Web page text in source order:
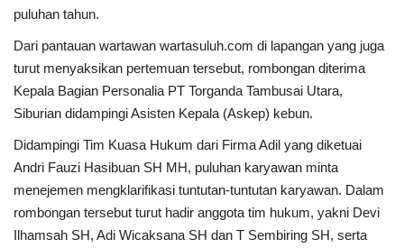
puluhan tahun.
Dari pantauan wartawan wartasuluh.com di lapangan yang juga
turut menyaksikan pertemuan tersebut, rombongan diterima
Kepala Bagian Personalia PT Torganda Tambusai Utara,
Siburian didampingi Asisten Kepala (Askep) kebun.
Didampingi Tim Kuasa Hukum dari Firma Adil yang diketuai
Andri Fauzi Hasibuan SH MH, puluhan karyawan minta
menejemen mengklarifikasi tuntutan-tuntutan karyawan. Dalam
rombongan tersebut turut hadir anggota tim hukum, yakni Devi
Ilhamsah SH, Adi Wicaksana SH dan T Sembiring SH, serta